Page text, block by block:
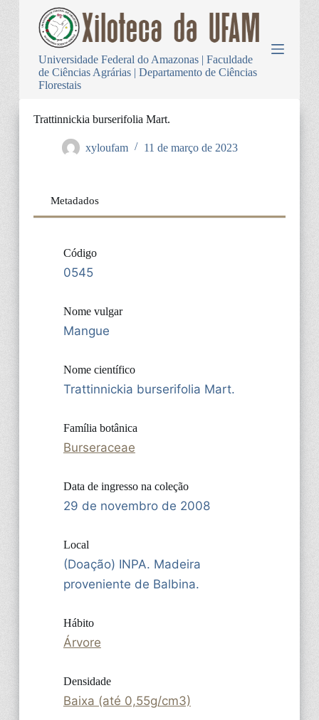
Universidade Federal do Amazonas | Faculdade
de Ciências Agrárias | Departamento de Ciências
Florestais
Trattinnickia burserifolia Mart.
xyloufam 11 de março de 2023
Metadados
Código
0545
Nome vulgar
Mangue
Nome científico
Trattinnickia burserifolia Mart.
Família botânica
Burseraceae
Data de ingresso na coleção
29 de novembro de 2008
Local
(Doação) INPA. Madeira
proveniente de Balbina.
Hábito
Árvore
Densidade
Baixa (até 0,55g/cm3)